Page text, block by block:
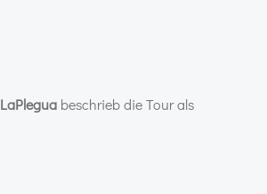
LaPlegua beschrieb die Tour als